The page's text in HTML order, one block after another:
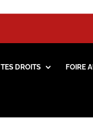
TES DROITS FOIRE